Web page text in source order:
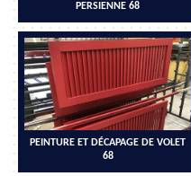
PERSIENNE 68
PEINTURE ET DÉCAPAGE DE VOLET
68